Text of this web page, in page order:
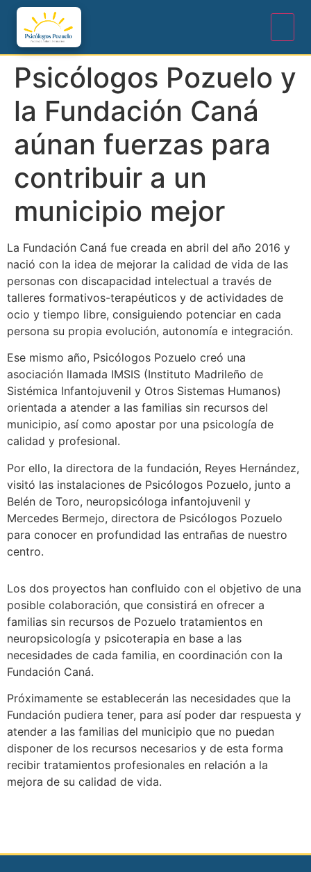
Psicólogos Pozuelo y
la Fundación Caná
aúnan fuerzas para
contribuir a un
municipio mejor
La Fundación Caná fue creada en abril del año 2016 y
nació con la idea de mejorar la calidad de vida de las
personas con discapacidad intelectual a través de
talleres formativos-terapéuticos y de actividades de
ocio y tiempo libre, consiguiendo potenciar en cada
persona su propia evolución, autonomía e integración.
Ese mismo año, Psicólogos Pozuelo creó una
asociación llamada IMSIS (Instituto Madrileño de
Sistémica Infantojuvenil y Otros Sistemas Humanos)
orientada a atender a las familias sin recursos del
municipio, así como apostar por una psicología de
calidad y profesional.
Por ello, la directora de la fundación, Reyes Hernández,
visitó las instalaciones de Psicólogos Pozuelo, junto a
Belén de Toro, neuropsicóloga infantojuvenil y
Mercedes Bermejo, directora de Psicólogos Pozuelo
para conocer en profundidad las entrañas de nuestro
centro.
Los dos proyectos han confluido con el objetivo de una
posible colaboración, que consistirá en ofrecer a
familias sin recursos de Pozuelo tratamientos en
neuropsicología y psicoterapia en base a las
necesidades de cada familia, en coordinación con la
Fundación Caná.
Próximamente se establecerán las necesidades que la
Fundación pudiera tener, para así poder dar respuesta y
atender a las familias del municipio que no puedan
disponer de los recursos necesarios y de esta forma
recibir tratamientos profesionales en relación a la
mejora de su calidad de vida.